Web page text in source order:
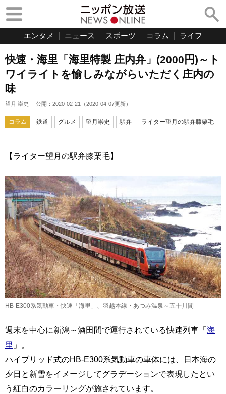
エンタメ ニュース スポーツ コラム ライフ
快速・海里「海里特製 庄内弁」(2000円)～ト
ワイライトを愉しみながらいただく庄内の
味
望月 崇史 公開： 2020-02-21 （2020-04-07更新）
コラム 鉄道 グルメ 望月崇史 駅弁 ライター望月の駅弁膝栗毛
【ライター望月の駅弁膝栗毛】
HB-E300系気動車・快速「海里」、羽越本線・あつみ温泉～五十川間
週末を中心に新潟～酒田間で運行されている快速列車「海
里 」。
ハイブリッド式のHB-E300系気動車の車体には、日本海の
夕日と新雪をイメージしてグラデーションで表現したとい
う紅白のカラーリングが施されています。